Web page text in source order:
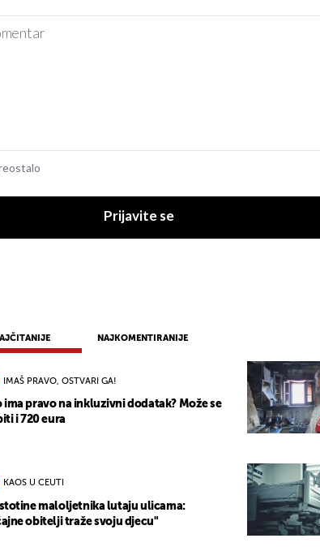
Prijavite se
NAJKOMENTIRANIJE
IMAŠ PRAVO, OSTVARI GA!
ima pravo na inkluzivni dodatak? Može se
i 720 eura
KAOS U CEUTI
stotine maloljetnika lutaju ulicama:
obitelji traže svoju djecu"